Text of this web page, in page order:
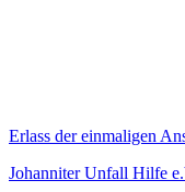
Erlass der einmaligen
Johanniter Unfall Hilfe